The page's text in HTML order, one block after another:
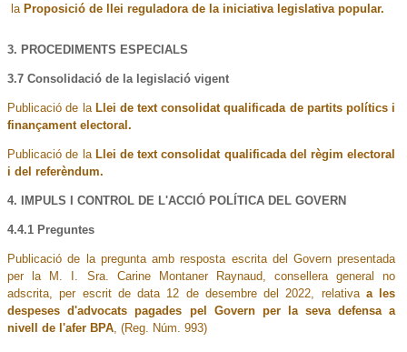
la Proposició de llei reguladora de la iniciativa legislativa popular.
3. PROCEDIMENTS ESPECIALS
3.7 Consolidació de la legislació vigent
Publicació de la Llei de text consolidat qualificada de partits polítics i
finançament electoral.
Publicació de la Llei de text consolidat qualificada del règim electoral
i del referèndum.
4. IMPULS I CONTROL DE L'ACCIÓ POLÍTICA DEL GOVERN
4.4.1 Preguntes
Publicació de la pregunta amb resposta escrita del Govern presentada
per la M. I. Sra. Carine Montaner Raynaud, consellera general no
adscrita, per escrit de data 12 de desembre del 2022, relativa a les
despeses d'advocats pagades pel Govern per la seva defensa a
nivell de l'afer BPA, (Reg. Núm. 993)